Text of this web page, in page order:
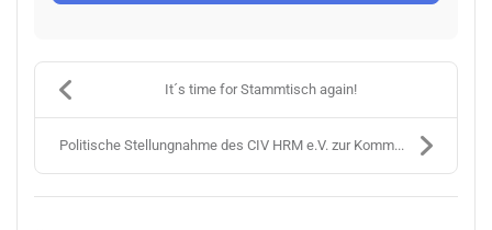
It´s time for Stammtisch again!
Politische Stellungnahme des CIV HRM e.V. zur Komm...